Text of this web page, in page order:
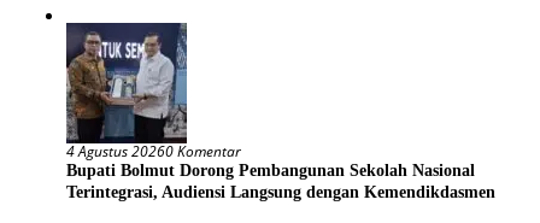
4 Agustus 20260 Komentar
Bupati Bolmut Dorong Pembangunan Sekolah Nasional
Terintegrasi, Audiensi Langsung dengan Kemendikdasmen